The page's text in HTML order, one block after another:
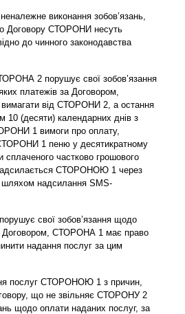
виконання зобов’язань,
Договору СТОРОНИ несуть
до чинного законодавства
2 порушує свої зобов’язання
платежів за Договором,
від СТОРОНИ 2, а остання
10 (десяти) календарних днів з
1 вимоги про оплату,
1 пеню у десятикратному
сплаченого частково грошового
СТОРОНОЮ 1 через
шляхом надсилання SMS-
свої зобов’язання щодо
Договором, СТОРОНА 1 має право
надання послуг за цим
послуг СТОРОНОЮ 1 з причин,
що не звільняє СТОРОНУ 2
щодо оплати наданих послуг, за